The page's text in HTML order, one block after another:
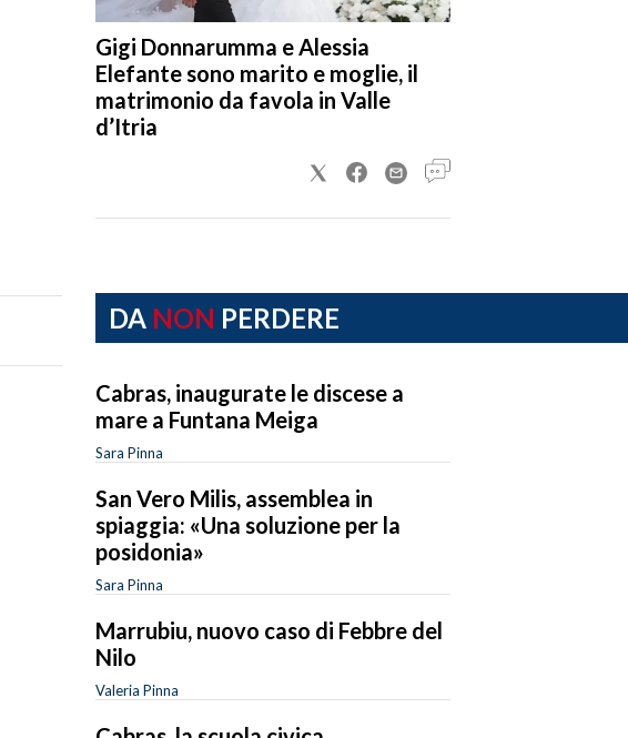
Gigi Donnarumma e Alessia
Elefante sono marito e moglie, il
matrimonio da favola in Valle
d’Itria
DA NON PERDERE
Cabras, inaugurate le discese a
mare a Funtana Meiga
Sara Pinna
San Vero Milis, assemblea in
spiaggia: «Una soluzione per la
posidonia»
Sara Pinna
Marrubiu, nuovo caso di Febbre del
Nilo
Valeria Pinna